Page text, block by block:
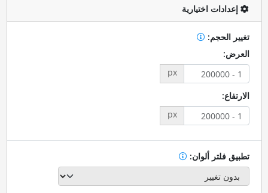
إعدادات اختيارية
تغيير الحجم:
العرض:
px
الارتفاع:
px
تطبيق فلتر ألوان: